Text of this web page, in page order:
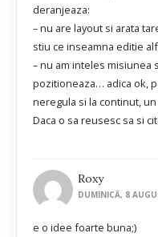
deranjeaza:
– nu are layout si arata
stiu ce inseamna editie
– nu am inteles misiunea
pozitioneaza… adica ok,
neregula si la continut,
Daca o sa reusesc sa si
Roxy
DUMINICĂ, 8
e o idee foarte buna;)